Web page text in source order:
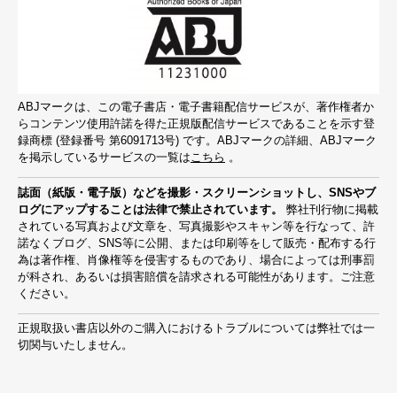
報保護の姿勢について
当社は個人のプライバシーを尊重し、当社の公式
ウェブサイト（以下「当社ウェブサイト」といい
ます）では、ウェブサイトを通じて取得した、ユ
ーザーの皆様（以下「ユーザー」といいます）の
個人情報を、前記「個人情報保護に関する基本方
個人情報の保護
当社ウェブサイトにアクセスするユーザーから提
供されたすべての個人情報は、適切な保護、安全
措置をもって、漏洩、紛失、毀損、またこれらの
個人情報に対する不正なアクセスを防止すること
に努めます。また、ユーザーからの個人情報に関
ABJマークは、この電子書店・電子書籍配信サービスが、著作権者か
らコンテンツ使用許諾を得た正規版配信サービスであることを示す登
録商標 (登録番号 第6091713号) です。ABJマークの詳細、ABJマーク
を掲示しているサービスの一覧はこちら 。
誌面（紙版・電子版）などを撮影・スクリーンショットし、SNSやブ
ログにアップすることは法律で禁止されています。
弊社刊行物に掲載
されている写真および文章を、写真撮影やスキャン等を行なって、許
諾なくブログ、SNS等に公開、または印刷等をして販売・配布する行
為は著作権、肖像権等を侵害するものであり、場合によっては刑事罰
が科され、あるいは損害賠償を請求される可能性があります。ご注意
ください。
正規取扱い書店以外のご購入におけるトラブルについては弊社では一
切関与いたしません。